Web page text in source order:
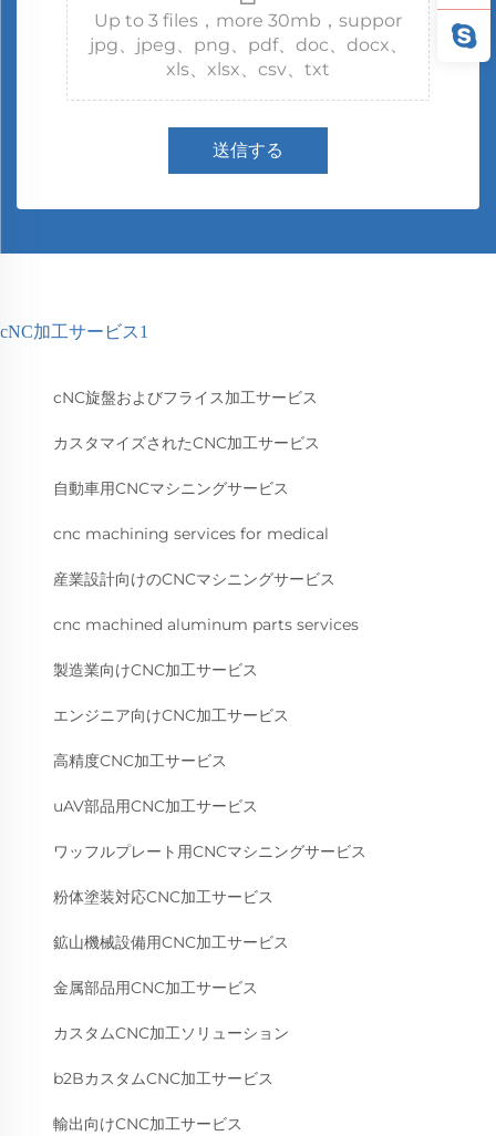
Up to 3 files，more 30mb，suppor
jpg、jpeg、png、pdf、doc、docx、
xls、xlsx、csv、txt
送信する
cNC加工サービス1
cNC旋盤およびフライス加工サービス
カスタマイズされたCNC加工サービス
自動車用CNCマシニングサービス
cnc machining services for medical
産業設計向けのCNCマシニングサービス
cnc machined aluminum parts services
製造業向けCNC加工サービス
エンジニア向けCNC加工サービス
高精度CNC加工サービス
uAV部品用CNC加工サービス
ワッフルプレート用CNCマシニングサービス
粉体塗装対応CNC加工サービス
鉱山機械設備用CNC加工サービス
金属部品用CNC加工サービス
カスタムCNC加工ソリューション
b2BカスタムCNC加工サービス
輸出向けCNC加工サービス